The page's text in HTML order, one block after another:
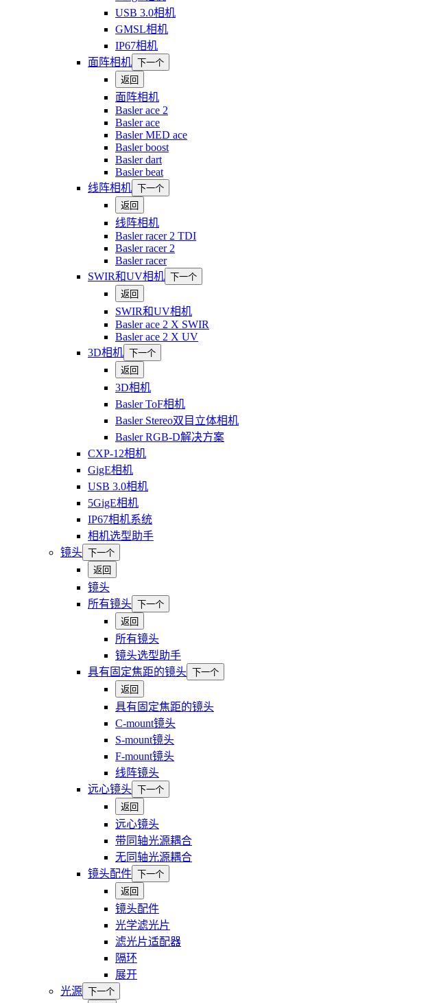
USB 3.0相机
GMSL相机
IP67相机
面阵相机
下一个
返回
面阵相机
Basler ace 2
Basler ace
Basler MED ace
Basler boost
Basler dart
Basler beat
线阵相机
下一个
返回
线阵相机
Basler racer 2 TDI
Basler racer 2
Basler racer
SWIR和UV相机
下一个
返回
SWIR和UV相机
Basler ace 2 X SWIR
Basler ace 2 X UV
3D相机
下一个
返回
3D相机
Basler ToF相机
Basler Stereo双目立体相机
Basler RGB-D解决方案
CXP-12相机
GigE相机
USB 3.0相机
5GigE相机
IP67相机系统
相机选型助手
镜头
下一个
返回
镜头
所有镜头
下一个
返回
所有镜头
镜头选型助手
具有固定焦距的镜头
下一个
返回
具有固定焦距的镜头
C-mount镜头
S-mount镜头
F-mount镜头
线阵镜头
远心镜头
下一个
返回
远心镜头
带同轴光源耦合
无同轴光源耦合
镜头配件
下一个
返回
镜头配件
光学滤光片
滤光片适配器
隔环
展开
光源
下一个